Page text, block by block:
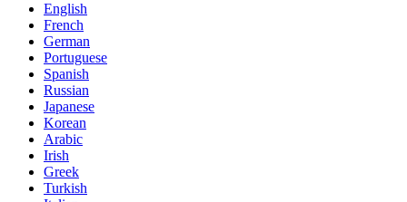
English
French
German
Portuguese
Spanish
Russian
Japanese
Korean
Arabic
Irish
Greek
Turkish